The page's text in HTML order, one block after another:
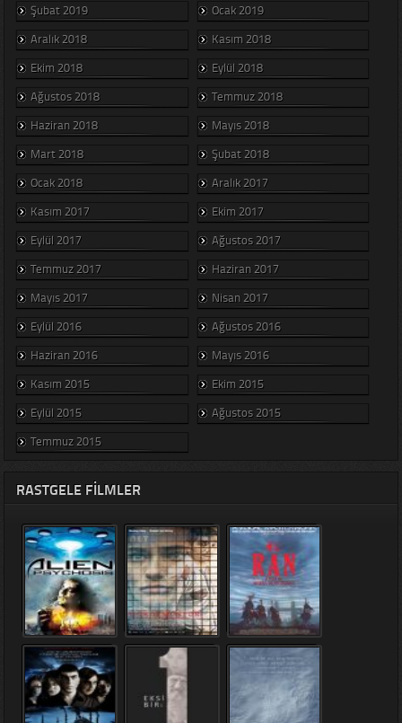
Şubat 2019
Ocak 2019
Aralık 2018
Kasım 2018
Ekim 2018
Eylül 2018
Ağustos 2018
Temmuz 2018
Haziran 2018
Mayıs 2018
Mart 2018
Şubat 2018
Ocak 2018
Aralık 2017
Kasım 2017
Ekim 2017
Eylül 2017
Ağustos 2017
Temmuz 2017
Haziran 2017
Mayıs 2017
Nisan 2017
Eylül 2016
Ağustos 2016
Haziran 2016
Mayıs 2016
Kasım 2015
Ekim 2015
Eylül 2015
Ağustos 2015
Temmuz 2015
RASTGELE FILMLER